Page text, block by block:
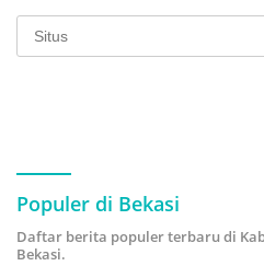
Populer di Bekasi
Daftar berita populer terbaru di
Bekasi.